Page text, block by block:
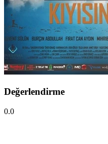
Değerlendirme
0.0